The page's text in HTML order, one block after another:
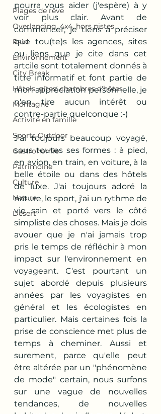
Plages de rêve
Overlanding, 4x4, hors pistes
Raid
Environnement
City Break
Hôtels, gîtes, chambres d'hôtes
Montagne
Activité en famille
Sports Outdoor
Gastronomie
Patrimoine
Culture
Nature
Désert
pourra vous aider (j'espère) à y
voir plus clair. Avant de
commencer, je tiens à préciser
que tou(te)s les agences, sites
ou liens que je cite dans cet
artcile sont totalement donnés à
titre informatif et font partie de
mon appréciation personnelle, je
n'en tire aucun intérêt ou
contre-partie quelconque :-)
J'ai toujours beaucoup voyagé,
sous toutes ses formes : à pied,
en avion, en train, en voiture, à la
belle étoile ou dans des hôtels
de luxe. J'ai toujours adoré la
nature, le sport, j'ai un rythme de
vie sain et porté vers le côté
simpliste des choses. Mais je dois
avouer que je n'ai jamais trop
pris le temps de réfléchir à mon
impact sur l'environnement en
voyageant. C'est pourtant un
sujet abordé depuis plusieurs
années par les voyagistes en
général et les écologistes en
particulier. Mais certaines fois la
prise de conscience met plus de
temps à cheminer. Aussi et
surement, parce qu'elle peut
être altérée par un "phénomène
de mode" certain, nous surfons
sur une vague de nouvelles
tendances, de nouvelles